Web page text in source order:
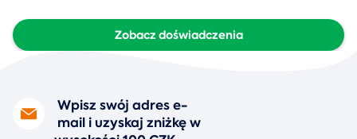
Zobacz doświadczenia
Wpisz swój adres e-
mail i uzyskaj zniżkę w